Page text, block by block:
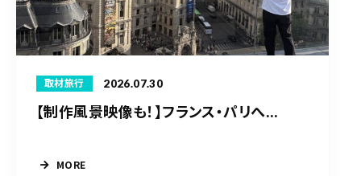
取材旅行 2026.07.30
【制作風景映像も！】フランス・パリへ...
MORE